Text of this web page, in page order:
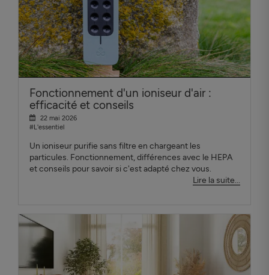
Fonctionnement d'un ioniseur d'air :
efficacité et conseils
22 mai 2026
#L'essentiel
Un ioniseur purifie sans filtre en chargeant les
particules. Fonctionnement, différences avec le HEPA
et conseils pour savoir si c'est adapté chez vous.
Lire la suite...